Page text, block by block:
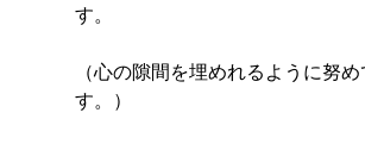
す。
（心の隙間を埋めれるように努
す。）